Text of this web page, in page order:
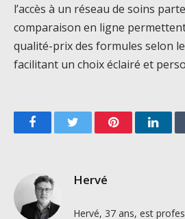
l’accès à un réseau de soins
comparaison en ligne
qualité-prix des formules selon
facilitant un choix éclairé et
FacebookTwitter Pinterest
Hervé
Hervé, 37 ans, est